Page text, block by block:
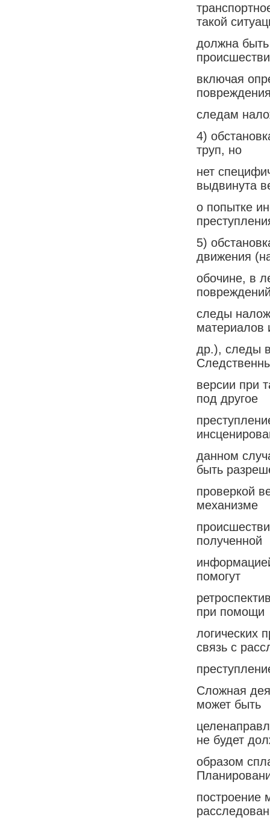
такой
должна быть
включая
следам
4)
труп, но
нет
выдвинута
о попытке
5)
движения
обочине, в
следы
материалов
др.), следы
версии при
под другое
данном
быть
проверкой
механизме
полученной
помогут
при помощи
логических
связь с
Сложная
может быть
не будет
образом
построение